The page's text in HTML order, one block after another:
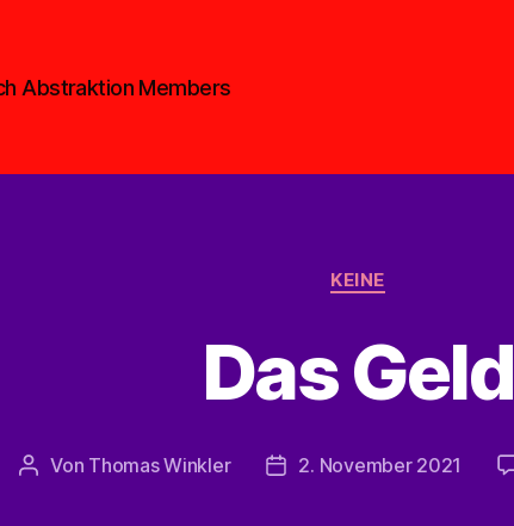
Abstraktion Members
Kategorien
KEINE
Das Geld
Beitragsautor
Von Thomas Winkler Veröffentlichungsdatum
2. November 2021